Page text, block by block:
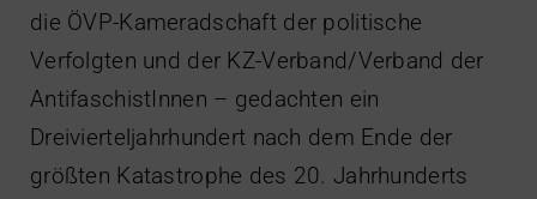
die ÖVP-Kameradschaft der politische
Verfolgten und der KZ-Verband/Verband der
AntifaschistInnen – gedachten ein
Dreivierteljahrhundert nach dem Ende der
größten Katastrophe des 20. Jahrhunderts